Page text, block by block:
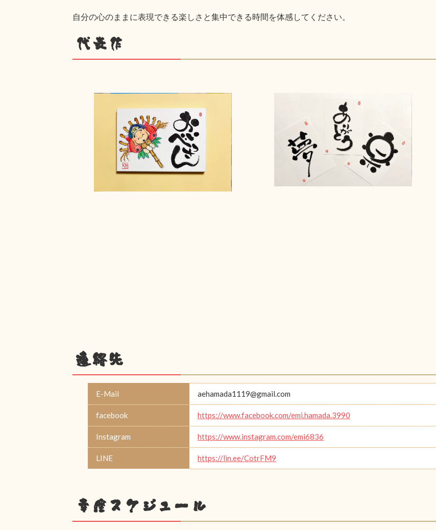
自分の心のままに表現できる楽しさと集中できる時間を体感してください。
代表作
連絡先
E-Mail aehamada1119@gmail.com
facebook https://www.facebook.com/emi.hamada.3990
Instagram https://www.instagram.com/emi6836
LINE https://lin.ee/CotrFM9
幸座スケジュール